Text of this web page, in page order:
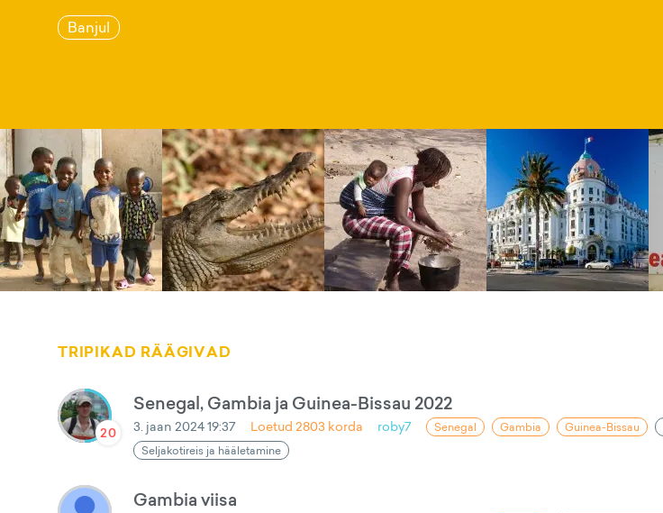
Banjul
TRIPIKAD RÄÄGIVAD
20
Senegal, Gambia ja Guinea-Bissau 2022
3. jaan 2024 19:37 Loetud 2803 korda roby7 Senegal Gambia Guinea-Bissau
Seljakotireis ja hääletamine
Gambia viisa